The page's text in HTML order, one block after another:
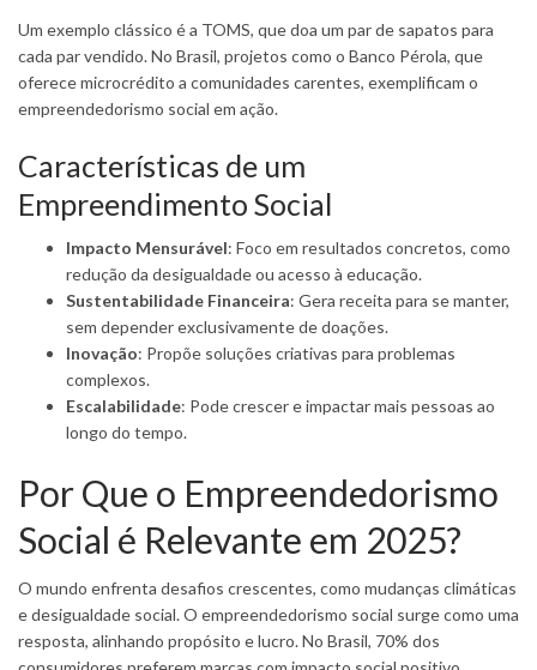
Um exemplo clássico é a TOMS, que doa um par de sapatos para
cada par vendido. No Brasil, projetos como o Banco Pérola, que
oferece microcrédito a comunidades carentes, exemplificam o
empreendedorismo social em ação.
Características de um
Empreendimento Social
Impacto Mensurável: Foco em resultados concretos, como
redução da desigualdade ou acesso à educação.
Sustentabilidade Financeira: Gera receita para se manter,
sem depender exclusivamente de doações.
Inovação: Propõe soluções criativas para problemas
complexos.
Escalabilidade: Pode crescer e impactar mais pessoas ao
longo do tempo.
Por Que o Empreendedorismo
Social é Relevante em 2025?
O mundo enfrenta desafios crescentes, como mudanças climáticas
e desigualdade social. O empreendedorismo social surge como uma
resposta, alinhando propósito e lucro. No Brasil, 70% dos